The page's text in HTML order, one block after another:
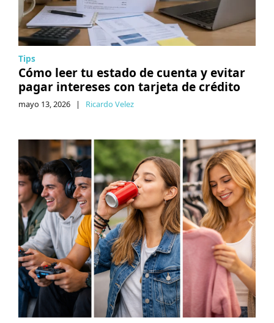
Tips
Cómo leer tu estado de cuenta y evitar
pagar intereses con tarjeta de crédito
mayo 13, 2026 | Ricardo Velez